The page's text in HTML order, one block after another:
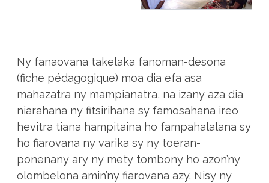
Ny fanaovana takelaka fanoman-desona
(fiche pédagogique) moa dia efa asa
mahazatra ny mampianatra, na izany aza dia
niarahana ny fitsirihana sy famosahana ireo
hevitra tiana hampitaina ho fampahalalana sy
ho fiarovana ny varika sy ny toeran-
ponenany ary ny mety tombony ho azon’ny
olombelona amin’ny fiarovana azy. Nisy ny